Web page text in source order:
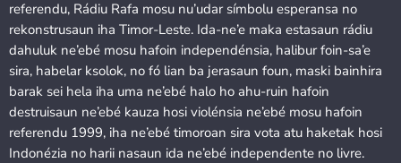
referendu, Rádiu Rafa mosu nu’udar símbolu esperansa no
rekonstrusaun iha Timor-Leste. Ida-ne’e maka estasaun rádiu
dahuluk ne’ebé mosu hafoin independénsia, halibur foin-sa’e
sira, habelar ksolok, no fó lian ba jerasaun foun, maski bainhira
barak sei hela iha uma ne’ebé halo ho ahu-ruin hafoin
destruisaun ne’ebé kauza hosi violénsia ne’ebé mosu hafoin
referendu 1999, iha ne’ebé timoroan sira vota atu haketak hosi
Indonézia no harii nasaun ida ne’ebé independente no livre.